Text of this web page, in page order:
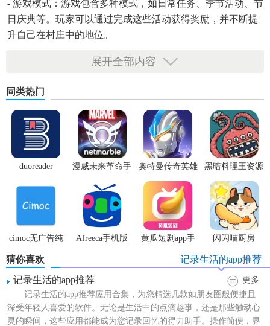
- 游戏模式：游戏包含多种模式，如日常任务、季节活动、节
日庆典等。玩家可以通过完成这些活动获得奖励，并不断提
升自己在村庄中的地位。
- 社交互动：游戏支持多人在线互动，玩家可以邀请朋友一起
展开全部内容
同类热门
duoreader
漫威未来革命手
奥特曼传奇英雄
体验服
黑暗料理王资源
无限
cimoc无广告纯
净版
Afreeca手机版
黄瓜短剧app手
闪闪喵厨房
猜你喜欢
记录生活的app推荐
记录生活的app推荐
更多
记录生活的app推荐应用合集，为您精选几款如朋友圈般便捷且
深受年轻人喜爱的软件。无论是生活中的点滴趣事，还是那些触动心
灵的瞬间，这些应用都能成为您记录回忆的得力助手。操作简便，界